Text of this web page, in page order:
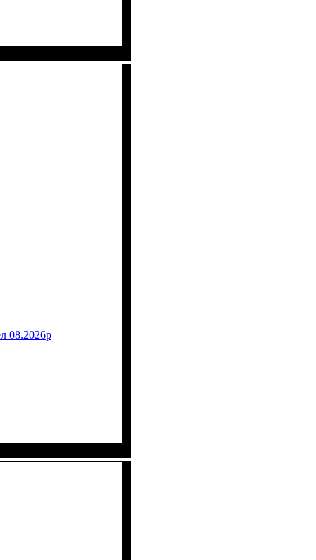
08.2026р